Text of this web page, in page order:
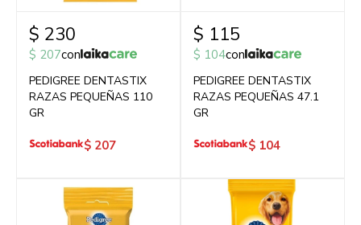
$ 230
$ 207con
PEDIGREE DENTASTIX
RAZAS PEQUEÑAS 110
GR
$ 207
$ 115
$ 104con
PEDIGREE DENTASTIX
RAZAS PEQUEÑAS 47.1
GR
$ 104